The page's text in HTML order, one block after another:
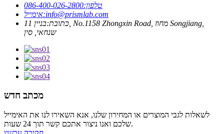
טלפון:086-400-026-2800
אימייל:info@prismlab.com
כתובת:
בניין 11, No.1158 Zhongxin Road, מחוז Songjiang,
שנחאי, סין
מכתב חדש
לשאלות לגבי המוצרים או המחירון שלנו, אנא השאירו לנו את האימייל
שלכם ואנו ניצור אתכם קשר תוך 24 שעות.